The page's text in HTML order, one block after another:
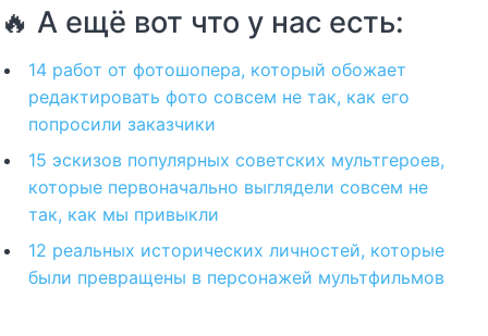
🔥 А ещё вот что у нас есть:
14 работ от фотошопера, который обожает
редактировать фото совсем не так, как его
попросили заказчики
15 эскизов популярных советских мультгероев,
которые первоначально выглядели совсем не
так, как мы привыкли
12 реальных исторических личностей, которые
были превращены в персонажей мультфильмов